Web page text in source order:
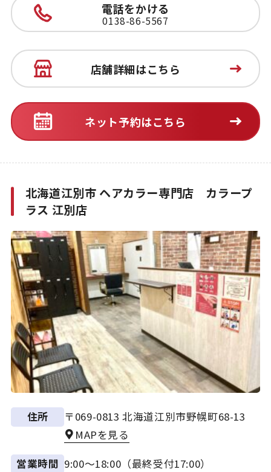
電話をかける
0138-86-5567
店舗詳細はこちら
ネット予約はこちら
北海道江別市 ヘアカラー専門店 カラープ
ラス 江別店
住所
〒069-0813 北海道江別市野幌町68-13
MAPを見る
営業時間 9:00～18:00（最終受付17:00）